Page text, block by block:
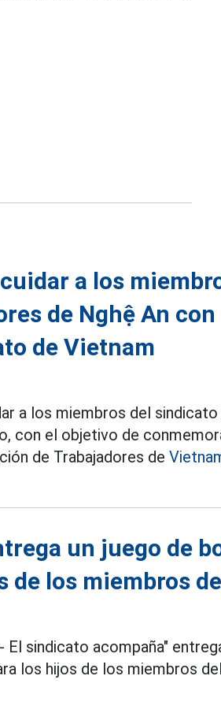
a los
de Nghệ An
de Vietnam
a los miembros del
con el objetivo de
de Trabajadores de
un juego de
de los miembros
El sindicato acompaña"
los hijos de los miembros